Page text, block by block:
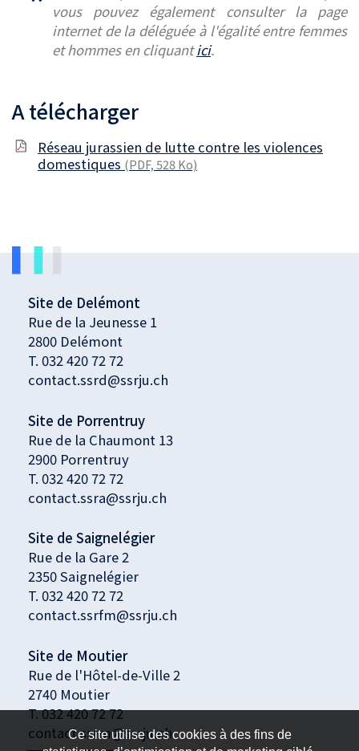
vous pouvez également consulter la page
internet de la déléguée à l'égalité entre femmes
et hommes en cliquantici.
A télécharger
Réseau jurassien de lutte contre les violences
domestiques (PDF, 528 Ko)
Site de Delémont
Rue de la Jeunesse 1
2800 Delémont
T. 032 420 72 72
contact.ssrd@ssrju.ch
Site de Porrentruy
Rue de la Chaumont 13
2900 Porrentruy
T. 032 420 72 72
contact.ssra@ssrju.ch
Site de Saignelégier
Rue de la Gare 2
2350 Saignelégier
T. 032 420 72 72
contact.ssrfm@ssrju.ch
Site de Moutier
Rue de l'Hôtel-de-Ville 2
2740 Moutier
T. 032 420 72 72
contact.ssrm@ssrju.ch
Ce site utilise des cookies à des fins de